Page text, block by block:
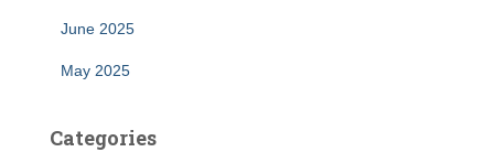
June 2025
May 2025
Categories